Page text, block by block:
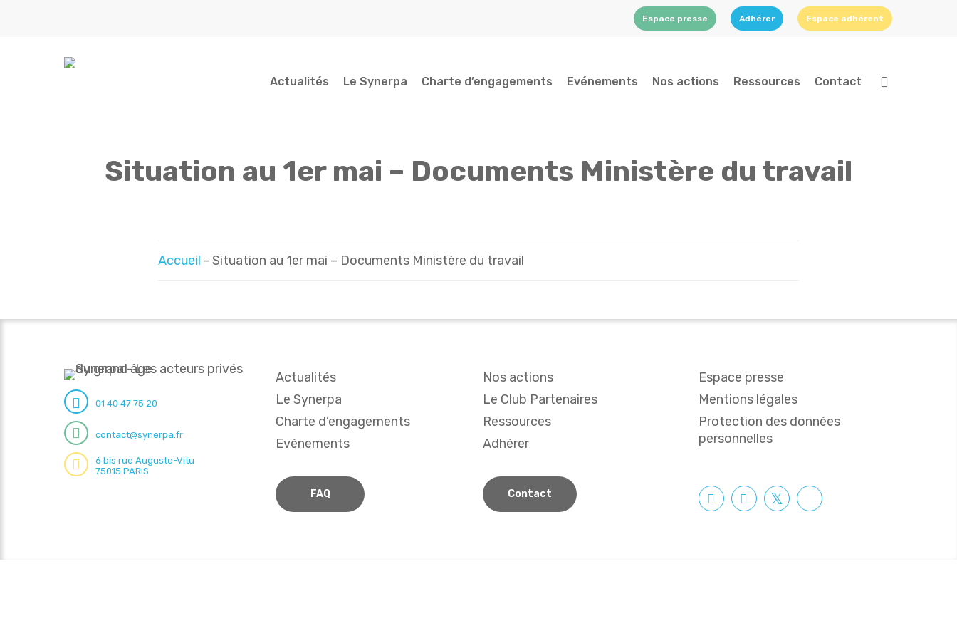
Espace presse Adhérer Espace adhérent
Indiquez votre recherche...
Actualités Le Synerpa Charte d’engagements Evénements Nos actions Ressources Contact
Situation au 1er mai – Documents Ministère du travail
Accueil - Situation au 1er mai – Documents Ministère du travail
01 40 47 75 20
contact@synerpa.fr
6 bis rue Auguste-Vitu
75015 PARIS
Actualités
Le Synerpa
Charte d’engagements
Evénements
Nos actions
Le Club Partenaires
Ressources
Adhérer
FAQ Contact
Espace presse
Mentions légales
Protection des données
personnelles